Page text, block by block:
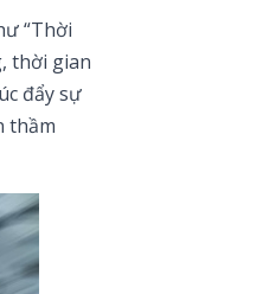
“Thời
thời gian
đẩy sự
thầm